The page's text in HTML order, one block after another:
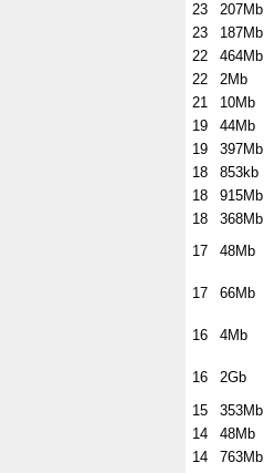
23
207Mb
23
187Mb
22
464Mb
22
2Mb
21
10Mb
19
44Mb
19
397Mb
18
853kb
18
915Mb
18
368Mb
17
48Mb
17 66Mb
16 4Mb
16 2Gb
15
353Mb
14
48Mb
14
763Mb